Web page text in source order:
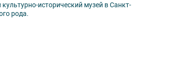
исторический музей в Санкт-
рода.